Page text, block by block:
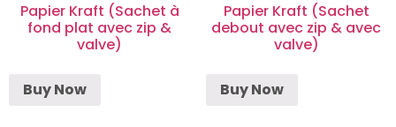
Papier Kraft (Sachet à
fond plat avec zip &
valve)
Buy Now
Papier Kraft (Sachet
debout avec zip & avec
valve)
Buy Now